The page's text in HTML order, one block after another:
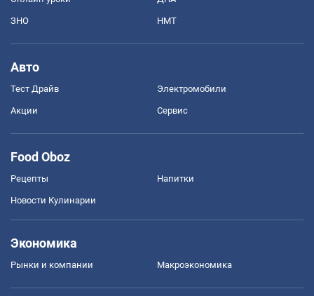
ЗНО НМТ
Авто
Тест Драйв Электромобили
Акции Сервис
Food Oboz
Рецепты Напитки
Новости Кулинарии
Экономика
Рынки и компании Mакроэкономика